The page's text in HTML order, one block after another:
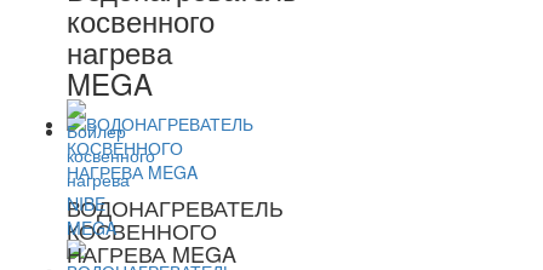
косвенного
нагрева
MEGA
ВОДОНАГРЕВАТЕЛЬ
КОСВЕННОГО
НАГРЕВА MEGA